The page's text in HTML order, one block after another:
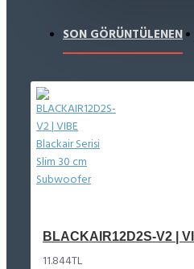
SON GÖRÜNTÜLENEN
BLACKAIR12D2S-V2 |
11.844TL